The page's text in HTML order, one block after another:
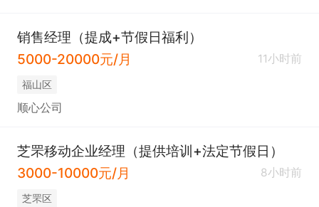
销售经理（提成+节假日福利）
5000-20000元/月
11小时前
福山区
顺心公司
芝罘移动企业经理（提供培训+法定节假日）
3000-10000元/月
8小时前
芝罘区